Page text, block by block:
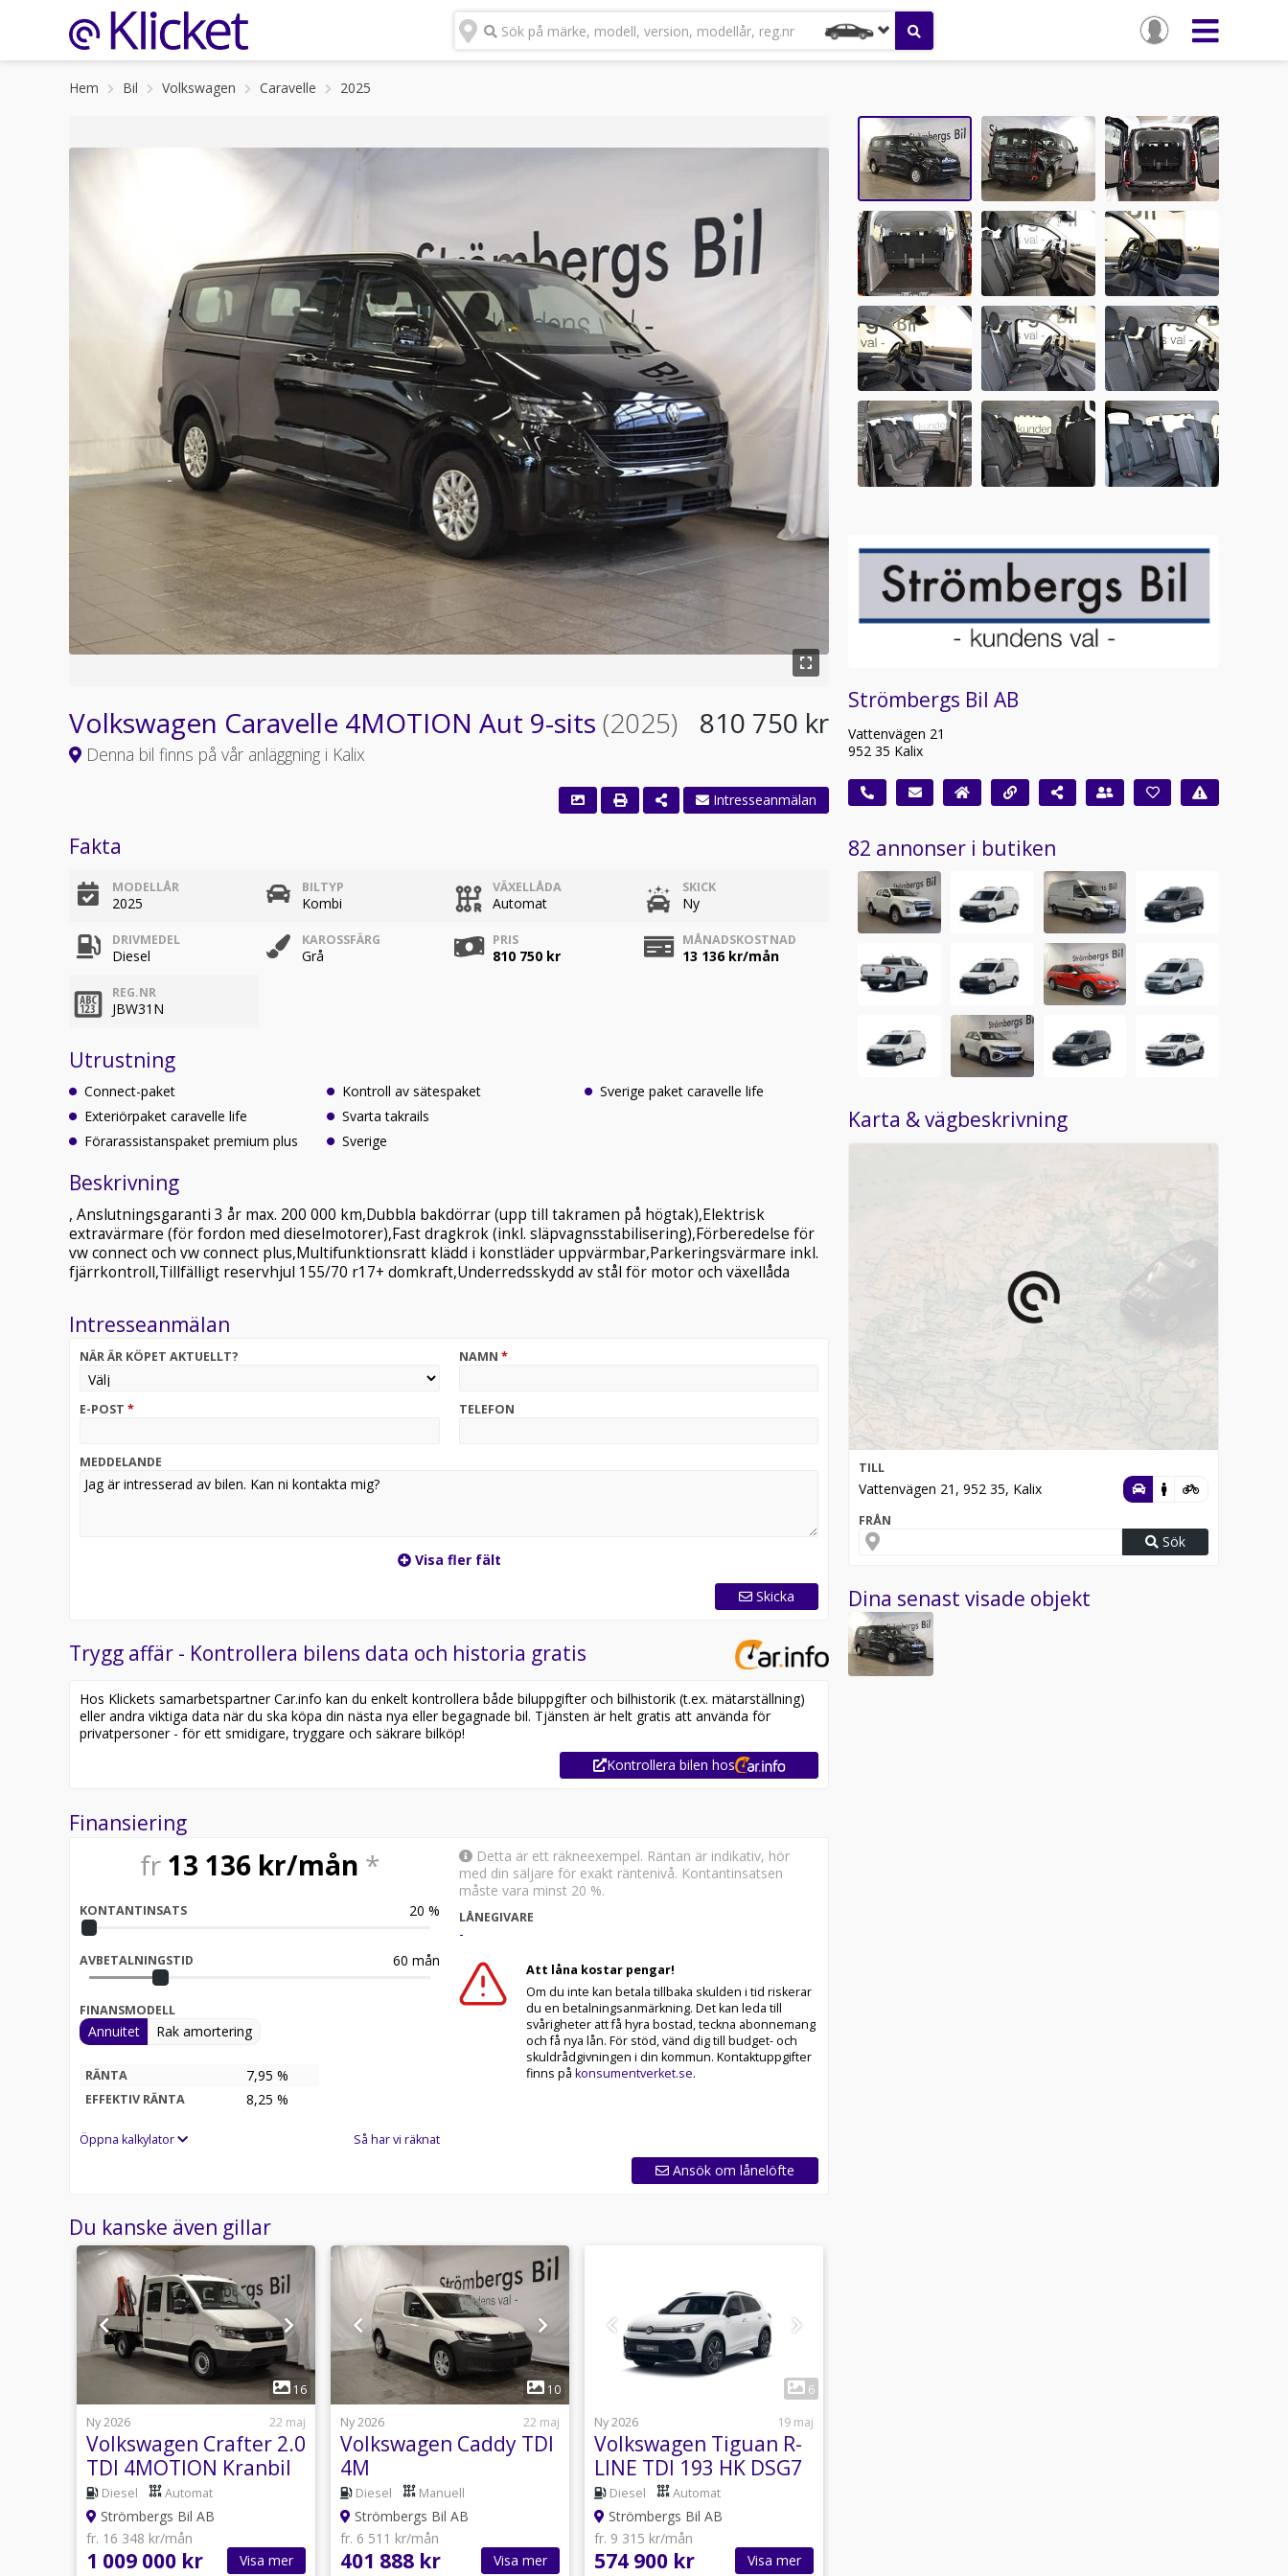
Sök på märke, modell, version, modellår, reg.nr
Hem Bil Volkswagen Caravelle 2025
Volkswagen Caravelle 4MOTION Aut 9-sits (2025)
Denna bil finns på vår anläggning i Kalix
810 750 kr
Fakta
MODELLÅR
2025
BILTYP
Kombi
VÄXELLÅDA
Automat
SKICK
Ny
DRIVMEDEL
Diesel
KAROSSFÄRG
Grå
PRIS
810 750 kr
MÅNADSKOSTNAD
13 136kr/mån
REG.NR
JBW31N
Utrustning
Connect-paket
Exteriörpaket caravelle life
Förarassistanspaket premium plus
Kontroll av sätespaket
Svarta takrails
Sverige
Sverige paket caravelle life
Beskrivning
, Anslutningsgaranti 3 år max. 200 000 km,Dubbla bakdörrar (upp till takramen på högtak),Elektrisk
extravärmare (för fordon med dieselmotorer),Fast dragkrok (inkl. släpvagnsstabilisering),Förberedelse för
vw connect och vw connect plus,Multifunktionsratt klädd i konstläder uppvärmbar,Parkeringsvärmare inkl.
fjärrkontroll,Tillfälligt reservhjul 155/70 r17+ domkraft,Underredsskydd av stål för motor och växellåda
Intresseanmälan
NÄR ÄR KÖPET AKTUELLT? NAMN *
E-POST * TELEFON
MEDDELANDE
Visa fler fält
Skicka
Trygg affär - Kontrollera bilens data och historia gratis
Hos Klickets samarbetspartner Car.info kan du enkelt kontrollera både biluppgifter och bilhistorik (t.ex. mätarställning)
eller andra viktiga data när du ska köpa din nästa nya eller begagnade bil. Tjänsten är helt gratis att använda för
privatpersoner - för ett smidigare, tryggare och säkrare bilköp!
Kontrollera bilen hos
Finansiering
fr 13 136kr/mån *
KONTANTINSATS 20 %
AVBETALNINGSTID 60 mån
FINANSMODELL
Annuitet Rak amortering
RÄNTA 7,95 %
EFFEKTIV RÄNTA 8,25 %
Öppna kalkylator Så har vi räknat
Detta är ett räkneexempel. Räntan är indikativ, hör
med din säljare för exakt räntenivå. Kontantinsatsen
måste vara minst 20 %.
LÅNEGIVARE
-
Att låna kostar pengar!
Om du inte kan betala tillbaka skulden i tid riskerar
du en betalningsanmärkning. Det kan leda till
svårigheter att få hyra bostad, teckna abonnemang
och få nya lån. För stöd, vänd dig till budget- och
skuldrådgivningen i din kommun. Kontaktuppgifter
finns på konsumentverket.se.
Ansök om lånelöfte
Du kanske även gillar
1
16
Ny 2026
22 maj
Volkswagen Crafter 2.0
TDI 4MOTION Kranbil
Diesel Automat
Strömbergs Bil AB
fr. 16 348 kr/mån
1 009 000 kr Visa mer
1
10
Ny 2026
22 maj
Volkswagen Caddy TDI
4M
Diesel Manuell
Strömbergs Bil AB
fr. 6 511 kr/mån
401 888 kr Visa mer
1
6
Ny 2026
19 maj
Volkswagen Tiguan R-
LINE TDI 193 HK DSG7
4MDiesel Automat
Strömbergs Bil AB
fr. 9 315 kr/mån
574 900 kr Visa mer
Strömbergs Bil AB
Vattenvägen 21
952 35 Kalix
82 annonser i butiken
Karta & vägbeskrivning
TILL
Vattenvägen 21, 952 35, Kalix
FRÅN
Sök
Dina senast visade objekt